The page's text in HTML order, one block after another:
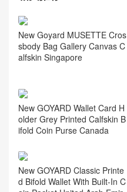
Goyard戈雅女士包包
Canada官網價格及圖片 223
相关推荐
sbody Bag Gallery Canvas C
alfskin Singapore